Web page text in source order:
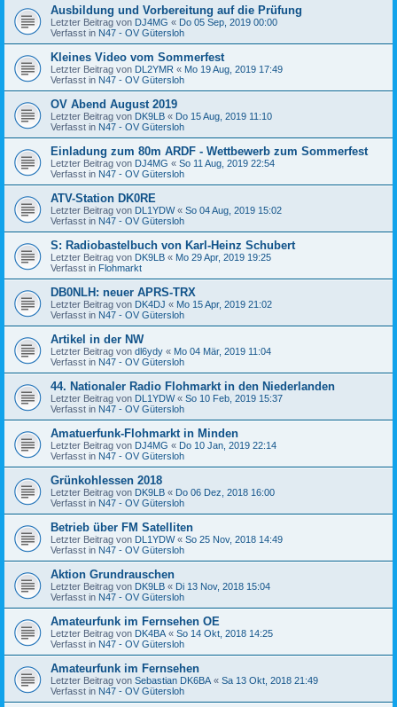
Ausbildung und Vorbereitung auf die Prüfung
Letzter Beitrag von DJ4MG « Do 05 Sep, 2019 00:00
Verfasst in N47 - OV Gütersloh
Kleines Video vom Sommerfest
Letzter Beitrag von DL2YMR « Mo 19 Aug, 2019 17:49
Verfasst in N47 - OV Gütersloh
OV Abend August 2019
Letzter Beitrag von DK9LB « Do 15 Aug, 2019 11:10
Verfasst in N47 - OV Gütersloh
Einladung zum 80m ARDF - Wettbewerb zum Sommerfest
Letzter Beitrag von DJ4MG « So 11 Aug, 2019 22:54
Verfasst in N47 - OV Gütersloh
ATV-Station DK0RE
Letzter Beitrag von DL1YDW« So 04 Aug, 2019 15:02
Verfasst in N47 - OV Gütersloh
S: Radiobastelbuch von Karl-Heinz Schubert
Letzter Beitrag von DK9LB « Mo 29 Apr, 2019 19:25
Verfasst in Flohmarkt
DB0NLH: neuer APRS-TRX
Letzter Beitrag von DK4DJ « Mo 15 Apr, 2019 21:02
Verfasst in N47 - OV Gütersloh
Artikel in der NW
Letzter Beitrag von dl6ydy « Mo 04 Mär, 2019 11:04
Verfasst in N47 - OV Gütersloh
44. Nationaler Radio Flohmarkt in den Niederlanden
Letzter Beitrag von DL1YDW« So 10 Feb, 2019 15:37
Verfasst in N47 - OV Gütersloh
Amatuerfunk-Flohmarkt in Minden
Letzter Beitrag von DJ4MG « Do 10 Jan, 2019 22:14
Verfasst in N47 - OV Gütersloh
Grünkohlessen 2018
Letzter Beitrag von DK9LB « Do 06 Dez, 2018 16:00
Verfasst in N47 - OV Gütersloh
Betrieb über FM Satelliten
Letzter Beitrag von DL1YDW« So 25 Nov, 2018 14:49
Verfasst in N47 - OV Gütersloh
Aktion Grundrauschen
Letzter Beitrag von DK9LB « Di 13 Nov, 2018 15:04
Verfasst in N47 - OV Gütersloh
Amateurfunk im Fernsehen OE
Letzter Beitrag von DK4BA « So 14 Okt, 2018 14:25
Verfasst in N47 - OV Gütersloh
Amateurfunk im Fernsehen
Letzter Beitrag von Sebastian DK6BA « Sa 13 Okt, 2018 21:49
Verfasst in N47 - OV Gütersloh